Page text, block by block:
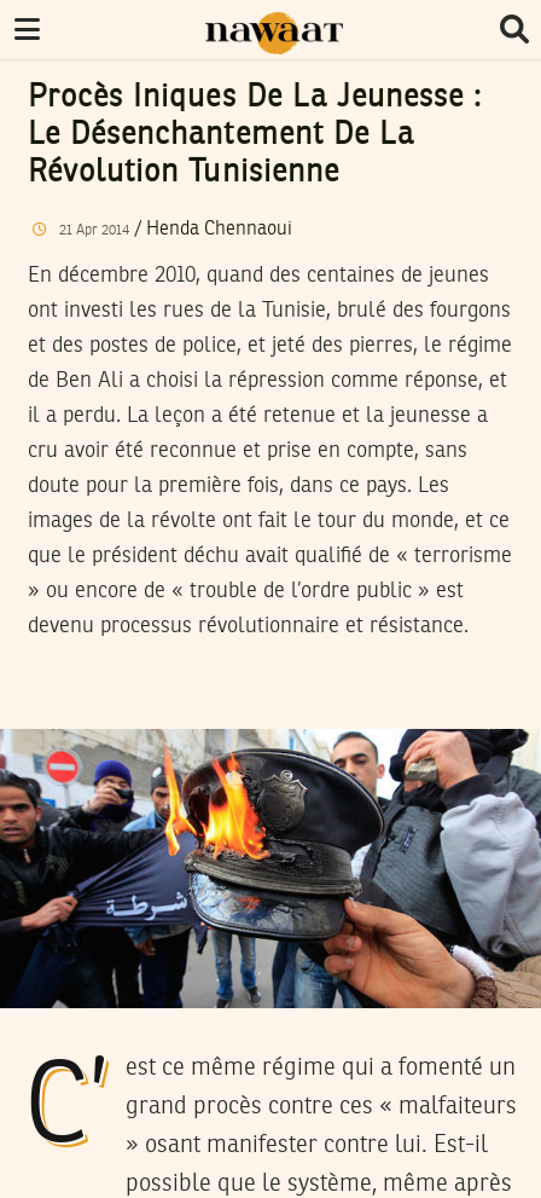
Procès Iniques De La Jeunesse :
Le Désenchantement De La
Révolution Tunisienne
21 Apr 2014/ Henda Chennaoui
En décembre 2010, quand des centaines de jeunes
ont investi les rues de la Tunisie, brulé des fourgons
et des postes de police, et jeté des pierres, le régime
de Ben Ali a choisi la répression comme réponse, et
il a perdu. La leçon a été retenue et la jeunesse a
cru avoir été reconnue et prise en compte, sans
doute pour la première fois, dans ce pays. Les
images de la révolte ont fait le tour du monde, et ce
que le président déchu avait qualifié de « terrorisme
» ou encore de « trouble de l’ordre public » est
devenu processus révolutionnaire et résistance.
C’est ce même régime qui a fomenté un
grand procès contre ces « malfaiteurs
» osant manifester contre lui. Est-il
possible que le système, même après